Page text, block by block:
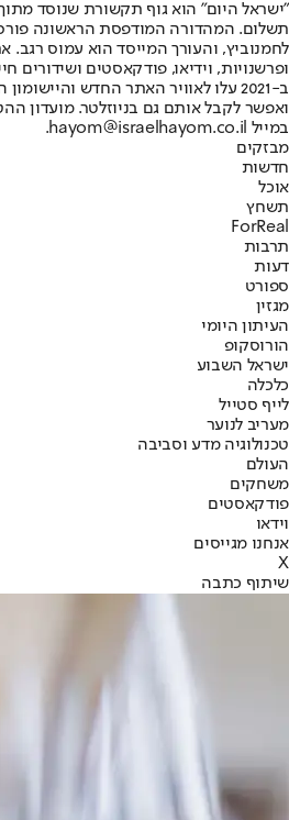
"ישראל היום" הוא גוף תקשורת שנוסד
ופרשנויות, וידיאו, פודקאסטים ושידורים
ב-2021 עלו לאוויר האתר החדש
ואפשר לקבל אותם גם בניוזלטר. מועדון
במייל hayom@israelhayom.co.il.
מבזקים
חדשות
אוכל
תשחץ
ForReal
תרבות
דעות
ספורט
מגזין
העיתון היומי
הורוסקופ
ישראל השבוע
כלכלה
לייף סטייל
מעריב לנוער
טכנולוגיה מדע וסביבה
העולם
משחקים
פודקאסטים
וידאו
אנחנו מגייסים
X
שיתוף כתבה